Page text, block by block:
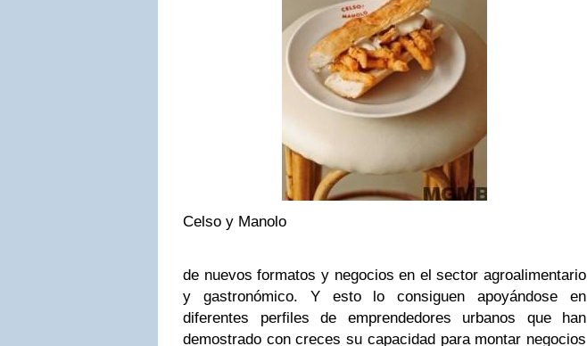
Celso y Manolo
de nuevos formatos y negocios en el sector agroalimentario
y gastronómico. Y esto lo consiguen apoyándose en
diferentes perfiles de emprendedores urbanos que han
demostrado con creces su capacidad para montar negocios